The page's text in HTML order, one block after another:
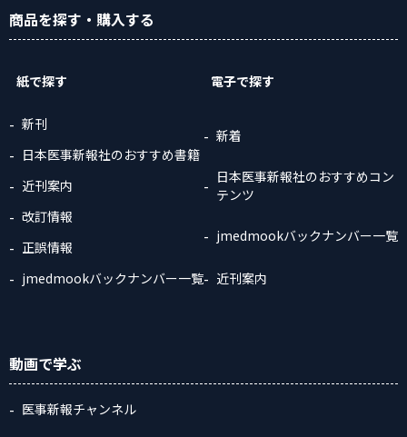
商品を探す ・購入する
紙で探す
新刊
日本医事新報社のおすすめ書籍
近刊案内
改訂情報
正誤情報
jmedmookバックナンバー一覧
電子で探す
新着
日本医事新報社のおすすめコン
テンツ
jmedmookバックナンバー一覧
近刊案内
動画で学ぶ
医事新報チャンネル